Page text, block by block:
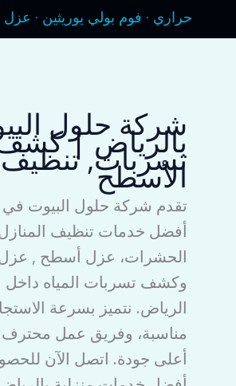
حراري · فوم بولي يوريثين · عزل
شركة حلول
بالرياض |
تسربات,
الأسطح
تقدم شركة حلول البيوت في
أفضل خدمات تنظيف
الحشرات، عزل أسطح , عزل
وكشف تسربات المياه داخل
الرياض. نتميز بسرعة
مناسبة، وفريق عمل
أعلى جودة. اتصل الآن